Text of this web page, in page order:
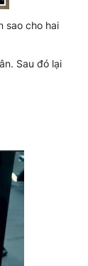
sao cho hai
Sau đó lại